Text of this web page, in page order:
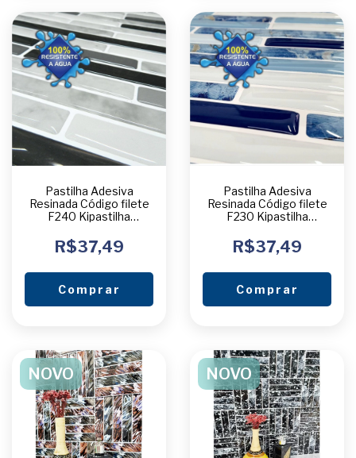
Pastilha Adesiva
Resinada Código filete
F240 Kipastilha
R$37,49
Comprar
Pastilha Adesiva
Resinada Código filete
F230 Kipastilha
R$37,49
Comprar
NOVO NOVO